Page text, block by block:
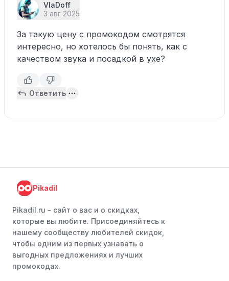
VlaDoff
3 авг 2025
За такую цену с промокодом смотрятся
интересно, но хотелось бы понять, как с
качеством звука и посадкой в ухе?
Ответить
Pikadil
Pikadil.ru - cайт о вас и о скидках,
которые вы любите. Присоединяйтесь к
нашему сообществу любителей скидок,
чтобы одним из первых узнавать о
выгодных предложениях и лучших
промокодах.